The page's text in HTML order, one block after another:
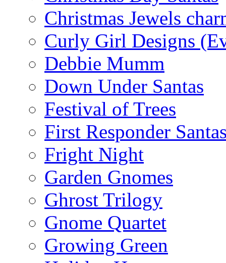
Christmas Jewels
Curly Girl Designs
Debbie Mumm
Down Under Santas
Festival of Trees
First Responder
Fright Night
Garden Gnomes
Ghrost Trilogy
Gnome Quartet
Growing Green